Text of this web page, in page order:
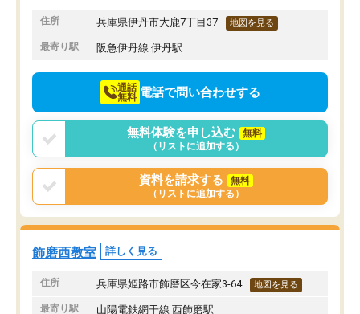
住所 兵庫県伊丹市大鹿7丁目37 地図を見る
最寄り駅 阪急伊丹線 伊丹駅
通話
無料 電話で問い合わせする
無料体験を申し込む
無料
（リストに追加する）
資料を請求する
無料
（リストに追加する）
飾磨西教室 詳しく見る
住所 兵庫県姫路市飾磨区今在家3-64 地図を見る
最寄り駅 山陽電鉄網干線 西飾磨駅